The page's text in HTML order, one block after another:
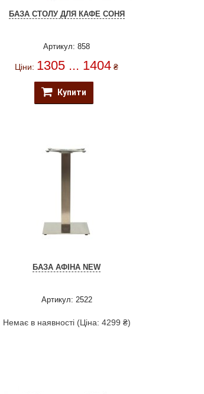
БАЗА СТОЛУ ДЛЯ КАФЕ СОНЯ
Артикул: 858
Ціни: 1305 ... 1404 ₴
Купити
БАЗА АФІНА NEW
Артикул: 2522
Немає в наявності (Ціна: 4299 ₴)